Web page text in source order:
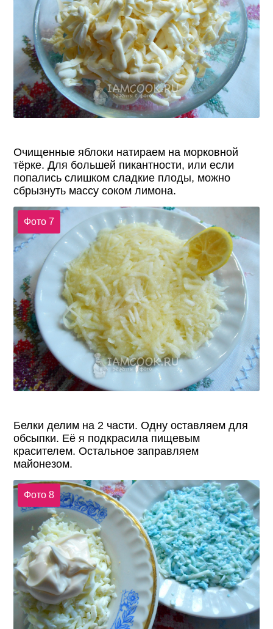
Очищенные яблоки натираем на морковной
тёрке. Для большей пикантности, или если
попались слишком сладкие плоды, можно
сбрызнуть массу соком лимона.
Фото 7
Белки делим на 2 части. Одну оставляем для
обсыпки. Её я подкрасила пищевым
красителем. Остальное заправляем
майонезом.
Фото 8